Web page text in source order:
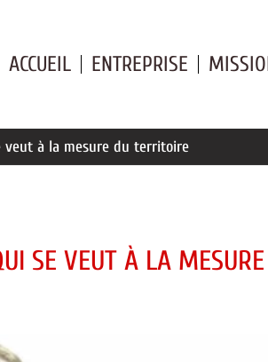
ACCUEIL ENTREPRISE
à la mesure du territoire
SE VEUT À LA